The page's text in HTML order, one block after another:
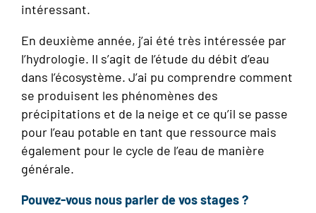
intéressant.
En deuxième année, j’ai été très intéressée par
l’hydrologie. Il s’agit de l’étude du débit d’eau
dans l’écosystème. J’ai pu comprendre comment
se produisent les phénomènes des
précipitations et de la neige et ce qu’il se passe
pour l’eau potable en tant que ressource mais
également pour le cycle de l’eau de manière
générale.
Pouvez-vous nous parler de vos stages ?